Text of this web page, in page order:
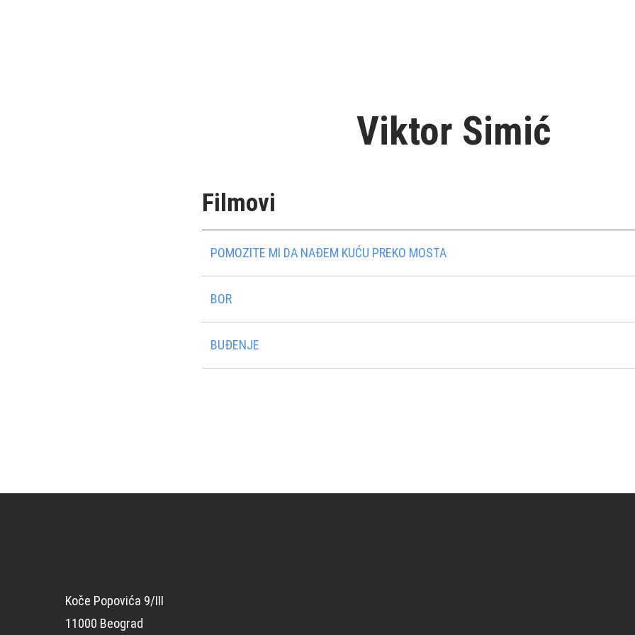
Viktor Simić
Filmovi
POMOZITE MI DA NAÐEM KUĆU PREKO MOSTA
BOR
BUÐENJE
Koče Popovića 9/III
11000 Beograd